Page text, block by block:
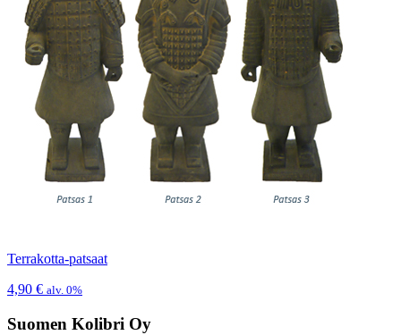
Terrakotta-patsaat
4,90 € alv. 0%
Suomen Kolibri Oy